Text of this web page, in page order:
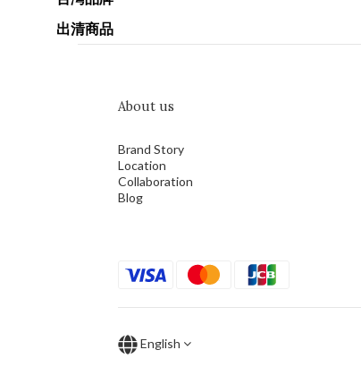
出清商品
About us
Brand Story
Location
Collaboration
Blog
English